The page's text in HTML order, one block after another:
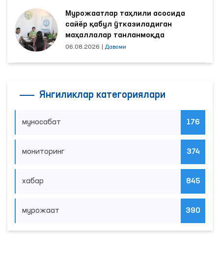
Мурожаатлар таҳлили асосида
сайёр қабул ўтказиладиган
маҳаллалар танланмоқда
06.08.2026 Давоми
Янгиликлар категориялари
муносабат 176
мониторинг 374
хабар 845
мурожаат 390